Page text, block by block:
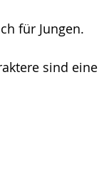
für Jungen.
sind